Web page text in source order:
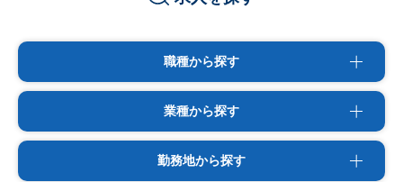
職種から探す
業種から探す
勤務地から探す